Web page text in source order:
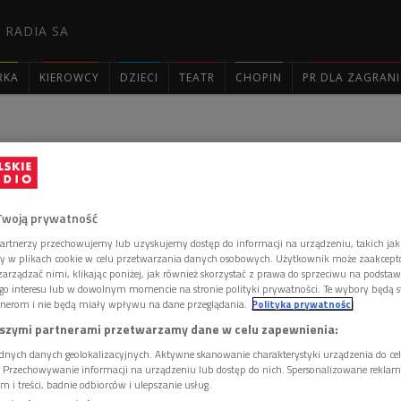
RADIA SA
KIEROWCY DZIECI TEATR CHOPIN PR DLA

czy dobrze wygląda w bejsbolówce, bo właśnie wybiera się na
organizuje Powiślańska Fundacja Społeczna. Czapeczka, na
symbolizująca godło UE, podoba się Gienkowi, natomiast Wisia
Justyna dostała w prezencie od Romka. Gienek i Wisia próbują
tę czapeczkę za pieniądze zarobione w agencji towarzyskiej.
wpada w konsternację i wybiega z mieszkania.
zagląda dozorca Edzio. Pan Edward nawiązuje do "unijnej"
że sąsiadka z oficyny, pod wpływem przemówienia papieża,
Polski do UE. Dozorca zwraca się ponadto ze sprawą
prywatność
przechowujemy lub uzyskujemy dostęp do informacji na urządzeniu, takich
w plikach cookie w celu przetwarzania danych osobowych. Użytkownik może
nimi, klikając poniżej, jak również skorzystać z prawa do sprzeciwu na
interesu lub w dowolnym momencie na stronie polityki prywatności. Te wybory będą
i nie będą miały wpływu na dane przeglądania. Polityka prywatności
partnerami przetwarzamy dane w celu zapewnienia:
danych geolokalizacyjnych. Aktywne skanowanie charakterystyki urządzenia do
informacji na urządzeniu lub dostęp do nich. Spersonalizowane
i treści, badnie odbiorców i ulepszanie usług.